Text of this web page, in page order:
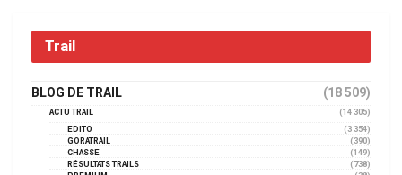
Trail
BLOG DE TRAIL (18 509)
ACTU TRAIL
(14 305)
EDITO
(3 354)
GORATRAIL
(390)
CHASSE
(149)
RÉSULTATS TRAILS
(738)